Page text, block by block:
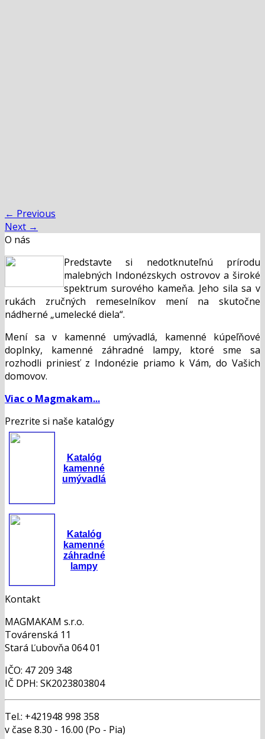
← Previous
Next →
O nás
Predstavte si nedotknuteľnú prírodu
malebných Indonézskych ostrovov a široké
spektrum surového kameňa. Jeho sila sa v
rukách zručných remeselníkov mení na skutočne
nádherné „umelecké diela“.
Mení sa v kamenné umývadlá, kamenné kúpeľňové
doplnky, kamenné záhradné lampy, ktoré sme sa
rozhodli priniesť z Indonézie priamo k Vám, do Vašich
domovov.
Viac o Magmakam...
Prezrite si naše katalógy
Katalóg
kamenné
umývadlá
Katalóg
kamenné
záhradné
lampy
Kontakt
MAGMAKAM s.r.o.
Továrenská 11
Stará Ľubovňa 064 01
IČO: 47 209 348
IČ DPH: SK2023803804
Tel.: +421948 998 358
v čase 8.30 - 16.00 (Po - Pia)